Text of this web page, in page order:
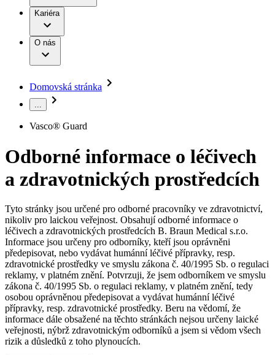
Léčba bolesti
Mimotělní očišťování krve
Nutriční terapie
Onkologie
Páteřní chirurgie
Péče o rány
Péče o stomii
Prevence a kontrola infekcí
Řešení
Terapie
Onemocnění
B. Braun Avitum
Dialyzační střediska​
B. Braun Avitum poskytuje kvalitní dialyzační péči ve všech
svých střediscích v České republice. Více informací se
dozvíte na stránkách jednotlivých středisek.
Práce a kariéra
Naše kultura
Vaše příležitost​
Nabídky pracovních míst
Objevte své kariérní příležitosti ​v B. Braun. Vyhledejte náš trh
práce​ pro zajímavé pozice.​
Odpovědnost
Média
Kontaktní formulář
Registrace k odběru newsletteru
Společnost
Odpovědnost
Média
Kontakt
Kariéra
O nás
Domovská stránka
...
Vasco® Guard
Odborné informace o léčivech
a zdravotnických prostředcích
Tyto stránky jsou určené pro odborné pracovníky ve zdravotnictví,
nikoliv pro laickou veřejnost. Obsahují odborné informace o
léčivech a zdravotnických prostředcích B. Braun Medical s.r.o.
Informace jsou určeny pro odborníky, kteří jsou oprávněni
předepisovat, nebo vydávat humánní léčivé přípravky, resp.
zdravotnické prostředky ve smyslu zákona č. 40/1995 Sb. o regulaci
reklamy, v platném znění. Potvrzuji, že jsem odborníkem ve smyslu
zákona č. 40/1995 Sb. o regulaci reklamy, v platném znění, tedy
osobou oprávněnou předepisovat a vydávat humánní léčivé
přípravky, resp. zdravotnické prostředky. Beru na vědomí, že
informace dále obsažené na těchto stránkách nejsou určeny laické
veřejnosti, nýbrž zdravotnickým odborníků a jsem si vědom všech
rizik a důsledků z toho plynoucích.